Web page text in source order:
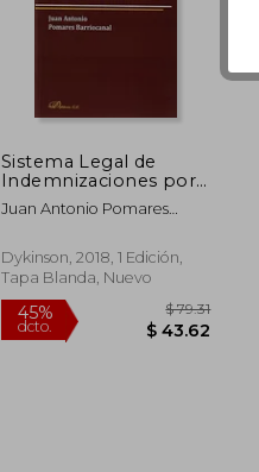
Sistema Legal de
Indemnizaciones por
Daños Personales en
Accidentes de Tráfico
Juan Antonio Pomares
Dykinson, 2018, 1 Edición,
Tapa Blanda, Nuevo